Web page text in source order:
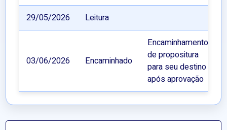
29/05/2026 Leitura
03/06/2026 Encaminhado
Encaminhamento
de propositura
para seu destino
após aprovação